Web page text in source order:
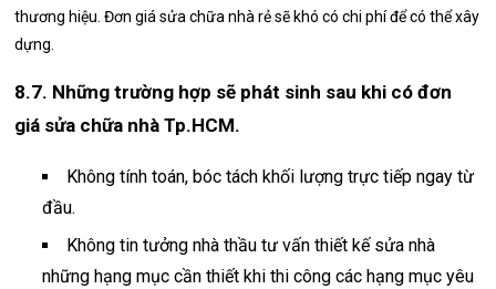
thương hiệu. Đơn giá sửa chữa nhà rẻ sẽ khó có chi phí để có thể xây
dựng.
8.7. Những trường hợp sẽ phát sinh sau khi có đơn
giá sửa chữa nhà Tp.HCM.
Không tính toán, bóc tách khối lượng trực tiếp ngay từ
đầu.
Không tin tưởng nhà thầu tư vấn thiết kế sửa nhà
những hạng mục cần thiết khi thi công các hạng mục yêu